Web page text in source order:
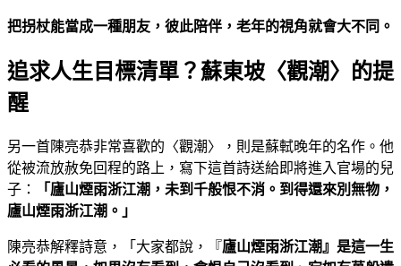
把拐杖能當成一種朋友，彼此陪伴，老年的視角就會大不同。
追求人生目標清單？蘇東坡〈觀潮〉的提
醒
另一首陳亮恭非常喜歡的〈觀潮〉，則是蘇軾晚年的名作。他
從被流放赦免回程的路上，寫下這首詩送給即將進入官場的兒
子：
「廬山煙雨浙江潮，未到千般恨不消。到得還來別無物，
廬山煙雨浙江潮。」
陳亮恭解釋詩意，「大家都說，『廬山煙雨浙江潮』是這一生